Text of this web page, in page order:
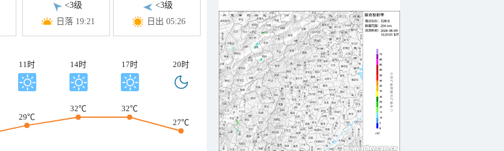
<3级
日落 19:21
<3级
日出 05:26
11时 14时 17时 20时
29℃
32℃
32℃
27℃